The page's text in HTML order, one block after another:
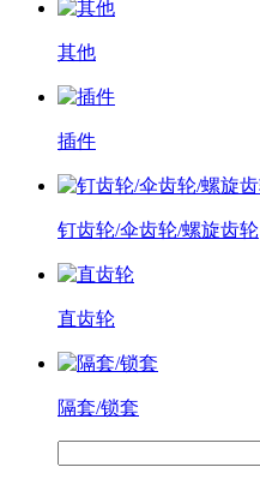
其他
插件
钉齿轮/伞齿轮/螺旋齿轮
直齿轮
隔套/锁套